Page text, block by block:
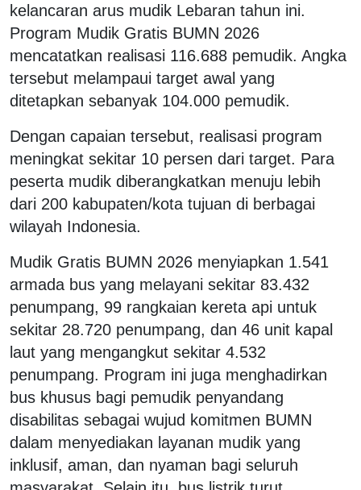
kelancaran arus mudik Lebaran tahun ini.
Program Mudik Gratis BUMN 2026
mencatatkan realisasi 116.688 pemudik. Angka
tersebut melampaui target awal yang
ditetapkan sebanyak 104.000 pemudik.
Dengan capaian tersebut, realisasi program
meningkat sekitar 10 persen dari target. Para
peserta mudik diberangkatkan menuju lebih
dari 200 kabupaten/kota tujuan di berbagai
wilayah Indonesia.
Mudik Gratis BUMN 2026 menyiapkan 1.541
armada bus yang melayani sekitar 83.432
penumpang, 99 rangkaian kereta api untuk
sekitar 28.720 penumpang, dan 46 unit kapal
laut yang mengangkut sekitar 4.532
penumpang. Program ini juga menghadirkan
bus khusus bagi pemudik penyandang
disabilitas sebagai wujud komitmen BUMN
dalam menyediakan layanan mudik yang
inklusif, aman, dan nyaman bagi seluruh